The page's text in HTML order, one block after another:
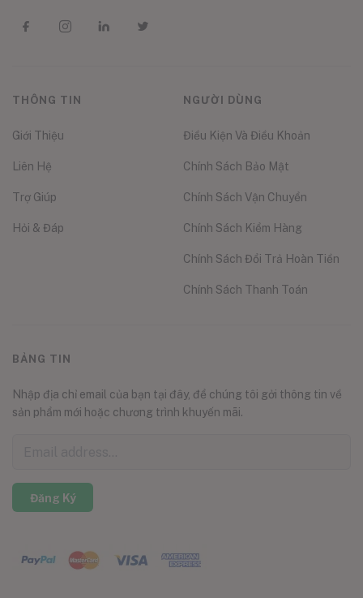
THÔNG TIN
Giới Thiệu
Liên Hệ
Trợ Giúp
Hỏi & Đáp
NGƯỜI DÙNG
Điều Kiện Và Điều Khoản
Chính Sách Bảo Mật
Chính Sách Vận Chuyển
Chính Sách Kiểm Hàng
Chính Sách Đổi Trả Hoàn Tiền
Chính Sách Thanh Toán
BẢNG TIN
Nhập địa chỉ email của bạn tại đây, để chúng tôi gởi thông tin về
sản phẩm mới hoặc chương trình khuyến mãi.
Đăng Ký